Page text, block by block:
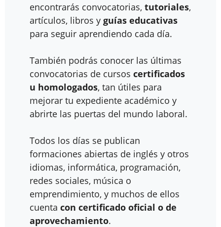
encontrarás convocatorias, tutoriales,
artículos, libros y guías educativas
para seguir aprendiendo cada día.
También podrás conocer las últimas
convocatorias de cursos certificados
u homologados, tan útiles para
mejorar tu expediente académico y
abrirte las puertas del mundo laboral.
Todos los días se publican
formaciones abiertas de inglés y otros
idiomas, informática, programación,
redes sociales, música o
emprendimiento, y muchos de ellos
cuenta con certificado oficial o de
aprovechamiento.